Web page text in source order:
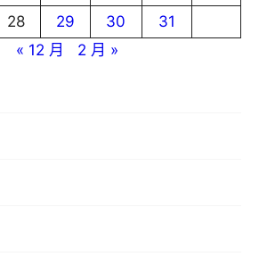
28 29 30
31
« 12 月
2 月 »